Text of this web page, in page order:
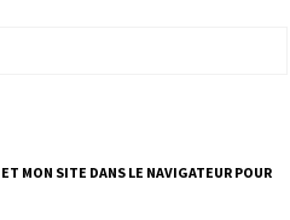
MON SITE DANS LE NAVIGATEUR POUR